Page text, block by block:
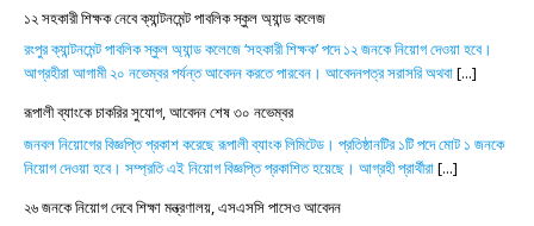
১২ সহকারী শিক্ষক নেবে ক্যান্টনমেন্ট পাবলিক স্কুল অ্যান্ড কলেজ
রংপুর ক্যান্টনমেন্ট পাবলিক স্কুল অ্যান্ড কলেজে ‘সহকারী শিক্ষক’ পদে ১২ জনকে নিয়োগ দেওয়া হবে।
আগ্রহীরা আগামী ২০ নভেম্বর পর্যন্ত আবেদন করতে পারবেন। আবেদনপত্র সরাসরি অথবা[...]
রূপালী ব্যাংকে চাকরির সুযোগ, আবেদন শেষ ৩০ নভেম্বর
জনবল নিয়োগের বিজ্ঞপ্তি প্রকাশ করেছে রূপালী ব্যাংক লিমিটেড। প্রতিষ্ঠানটির ১টি পদে মোট ১ জনকে
নিয়োগ দেওয়া হবে। সম্প্রতি এই নিয়োগ বিজ্ঞপ্তি প্রকাশিত হয়েছে। আগ্রহী প্রার্থীরা[...]
২৬ জনকে নিয়োগ দেবে শিক্ষা মন্ত্রণালয়, এসএসসি পাসেও আবেদন